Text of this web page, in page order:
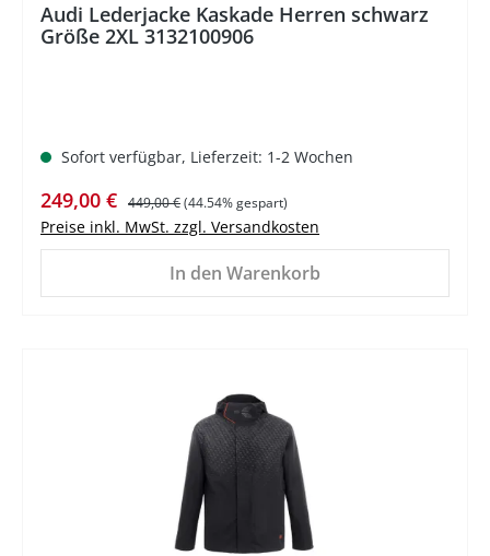
Audi Lederjacke Kaskade Herren schwarz
Größe 2XL 3132100906
Sofort verfügbar, Lieferzeit: 1-2 Wochen
Verkaufspreis:
249,00 € Regulärer Preis:
449,00 €(44.54% gespart)
Preise inkl. MwSt. zzgl. Versandkosten
In den Warenkorb